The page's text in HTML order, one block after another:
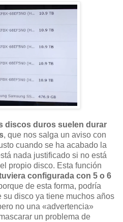
discos duros suelen durar
, que nos salga un aviso con
cuando se ha acabado la
nada justificado si no está
propio disco. Esta función
configurada con 5 o 6
de esta forma, podría
disco ya tiene muchos años
no una «advertencia»
un problema de